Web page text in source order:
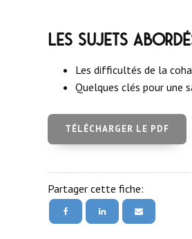
Les sujets
Les difficultés de la
Quelques clés pour une
TÉLÉCHARGER LE PDF
Partager cette fiche: